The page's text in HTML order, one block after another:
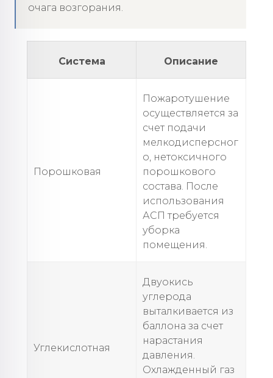
очага возгорания.
Система Описание
Порошковая
Пожаротушение
осуществляется за
счет подачи
мелкодисперсног
о, нетоксичного
порошкового
состава. После
использования
АСП требуется
уборка
помещения.
Углекислотная
Двуокись
углерода
выталкивается из
баллона за счет
нарастания
давления.
Охлажденный газ